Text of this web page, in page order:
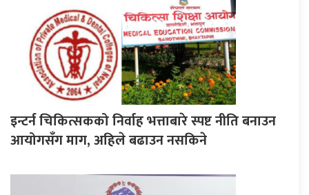
इन्टर्न चिकित्सकको निर्वाह भत्ताबारे स्पष्ट नीति बनाउन
आयोगसँग माग, अहिले बढाउन नसकिने